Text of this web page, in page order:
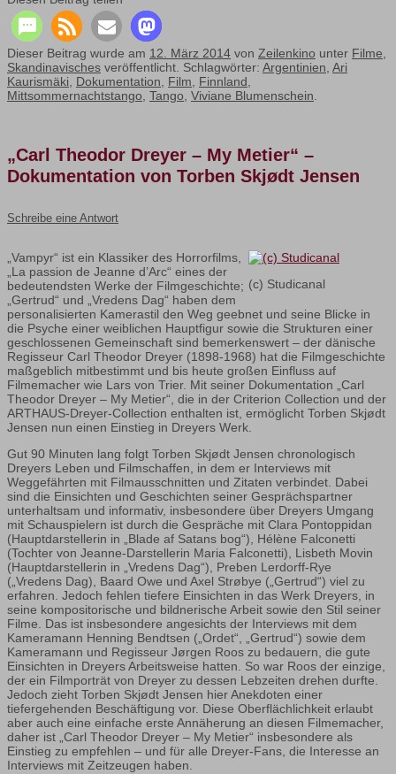
Dieser Beitrag wurde am 12. März 2014 von Zeilenkino unter Filme,
Skandinavisches veröffentlicht. Schlagwörter: Argentinien, Ari
Kaurismäki, Dokumentation, Film, Finnland,
Mittsommernachtstango, Tango, Viviane Blumenschein.
„Carl Theodor Dreyer – My Metier“ –
Dokumentation von Torben Skjødt Jensen
Schreibe eine Antwort
(c) Studicanal
„Vampyr“ ist ein Klassiker des Horrorfilms,
„La passion de Jeanne d’Arc“ eines der
bedeutendsten Werke der Filmgeschichte;
„Gertrud“ und „Vredens Dag“ haben dem
personalisierten Kamerastil den Weg geebnet und seine Blicke in
die Psyche einer weiblichen Hauptfigur sowie die Strukturen einer
geschlossenen Gemeinschaft sind bemerkenswert – der dänische
Regisseur Carl Theodor Dreyer (1898-1968) hat die Filmgeschichte
maßgeblich mitbestimmt und bis heute großen Einfluss auf
Filmemacher wie Lars von Trier. Mit seiner Dokumentation „Carl
Theodor Dreyer – My Metier“, die in der Criterion Collection und der
ARTHAUS-Dreyer-Collection enthalten ist, ermöglicht Torben Skjødt
Jensen nun einen Einstieg in Dreyers Werk.
Gut 90 Minuten lang folgt Torben Skjødt Jensen chronologisch
Dreyers Leben und Filmschaffen, in dem er Interviews mit
Weggefährten mit Filmausschnitten und Zitaten verbindet. Dabei
sind die Einsichten und Geschichten seiner Gesprächspartner
unterhaltsam und informativ, insbesondere über Dreyers Umgang
mit Schauspielern ist durch die Gespräche mit Clara Pontoppidan
(Hauptdarstellerin in „Blade af Satans bog“), Hélène Falconetti
(Tochter von Jeanne-Darstellerin Maria Falconetti), Lisbeth Movin
(Hauptdarstellerin in „Vredens Dag“), Preben Lerdorff-Rye
(„Vredens Dag), Baard Owe und Axel Strøbye („Gertrud“) viel zu
erfahren. Jedoch fehlen tiefere Einsichten in das Werk Dreyers, in
seine kompositorische und bildnerische Arbeit sowie den Stil seiner
Filme. Das ist insbesondere angesichts der Interviews mit dem
Kameramann Henning Bendtsen („Ordet“, „Gertrud“) sowie dem
Kameramann und Regisseur Jørgen Roos zu bedauern, die gute
Einsichten in Dreyers Arbeitsweise hatten. So war Roos der einzige,
der ein Filmporträt von Dreyer zu dessen Lebzeiten drehen durfte.
Jedoch zieht Torben Skjødt Jensen hier Anekdoten einer
tiefergehenden Beschäftigung vor. Diese Oberflächlichkeit erlaubt
aber auch eine einfache erste Annäherung an diesen Filmemacher,
daher ist „Carl Theodor Dreyer – My Metier“ insbesondere als
Einstieg zu empfehlen – und für alle Dreyer-Fans, die Interesse an
Interviews mit Zeitzeugen haben.